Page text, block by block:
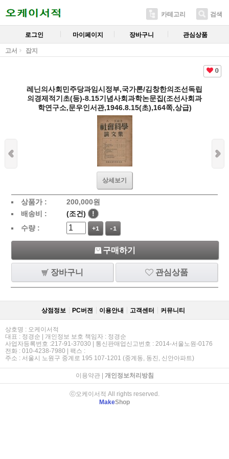
카테고리 검색
로그인 마이페이지 장바구니 관심상품
고서 잡지
0
레닌의사회민주당과임시정부,국가론/김창한의조선독립
의경제적기초(등)-8.15기념사회과학논문집(조선사회과
학연구소,문우인서관,1946.8.15(초),164쪽,상급)
상세보기
상품가 : 200,000원
배송비 :
(조건)
!
수량 :
+1 -1
구매하기
장바구니 관심상품
상점정보 PC버젼 이용안내 고객센터 커뮤니티
상호명 : 오케이서적
대표 : 정경순 | 개인정보 보호 책임자 : 정경순
사업자등록번호 :217-91-37030 | 통신판매업신고번호 : 2014-서울노원-0176
전화 : 010-4238-7980 | 팩스 :
주소 : 서울시 노원구 중계로 195 107-1201 (중계동, 동진, 신안아파트)
이용약관| 개인정보처리방침
ⓒ오케이서적 All rights reserved.
MakeShop